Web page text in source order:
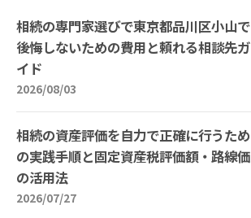
相続の専門家選びで東京都品川区小山で
後悔しないための費用と頼れる相談先ガ
イド
2026/08/03
相続の資産評価を自力で正確に行うため
の実践手順と固定資産税評価額・路線価
の活用法
2026/07/27